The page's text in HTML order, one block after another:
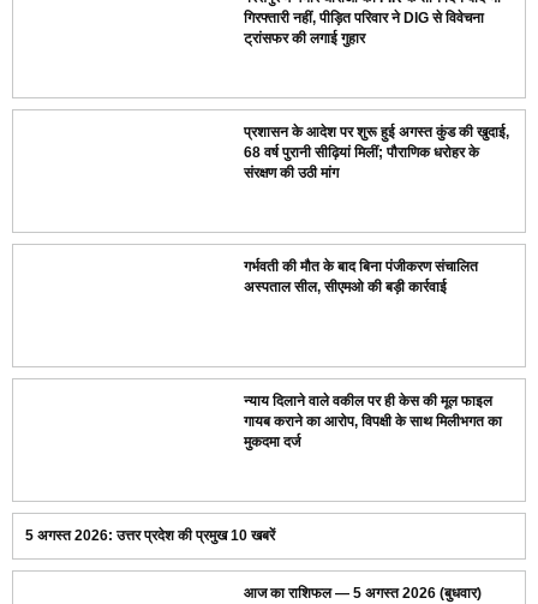
गिरफ्तारी नहीं, पीड़ित परिवार ने DIG से विवेचना
ट्रांसफर की लगाई गुहार
प्रशासन के आदेश पर शुरू हुई अगस्त कुंड की खुदाई,
68 वर्ष पुरानी सीढ़ियां मिलीं; पौराणिक धरोहर के
संरक्षण की उठी मांग
गर्भवती की मौत के बाद बिना पंजीकरण संचालित
अस्पताल सील, सीएमओ की बड़ी कार्रवाई
न्याय दिलाने वाले वकील पर ही केस की मूल फाइल
गायब कराने का आरोप, विपक्षी के साथ मिलीभगत का
मुकदमा दर्ज
5 अगस्त 2026: उत्तर प्रदेश की प्रमुख 10 खबरें
आज का राशिफल — 5 अगस्त 2026 (बुधवार)